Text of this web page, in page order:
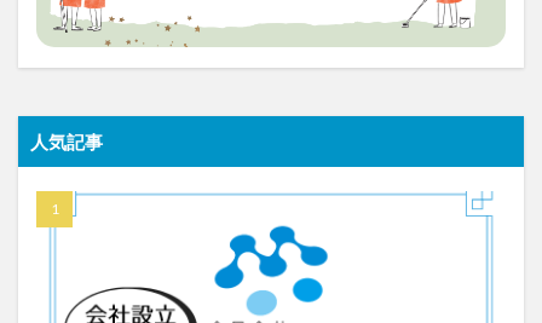
人気記事